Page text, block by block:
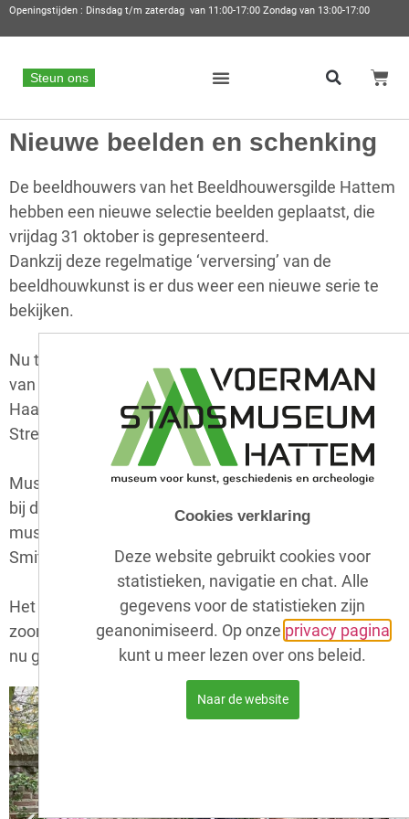
Openingstijden : Dinsdag t/m zaterdag van 11:00-17:00 Zondag van 13:00-17:00
Steun ons
Nieuwe beelden en schenking
De beeldhouwers van het Beeldhouwersgilde Hattem
hebben een nieuwe selectie beelden geplaatst, die
vrijdag 31 oktober is gepresenteerd.
Dankzij deze regelmatige ‘verversing’ van de
beeldhouwkunst is er dus weer een nieuwe serie te
bekijken.
Nu te zien zijn:
van Willem Kloosterman, Boegbeeldvan Jan
Haanstra,
On The Top Of The World van Albert van de
Streek, en
van Leida Koridon.
Museumdirecteur Merijn de Leur-van Duyn onthulde
bij deze gelegenheid ook de schenking aan het
museum van het beeld van Jan Hendrik Sypkens
Smit, gemaakt door Gerrit Willem Barendsen.
Het museum had het beeld al in bruikleen, maar de
zoon van de kunstenaar Jan-Erik Barendsen heeft het
nu geschonken.
Cookies verklaring
Deze website gebruikt cookies voor
statistieken, navigatie en chat. Alle
gegevens voor de statistieken zijn
geanonimiseerd. Op onze privacy pagina
kunt u meer lezen over ons beleid.
Naar de website